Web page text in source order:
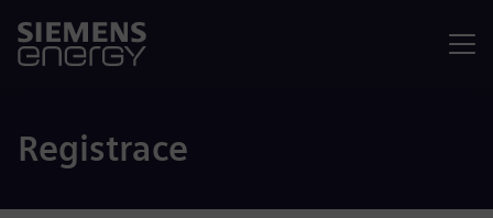
Registrace